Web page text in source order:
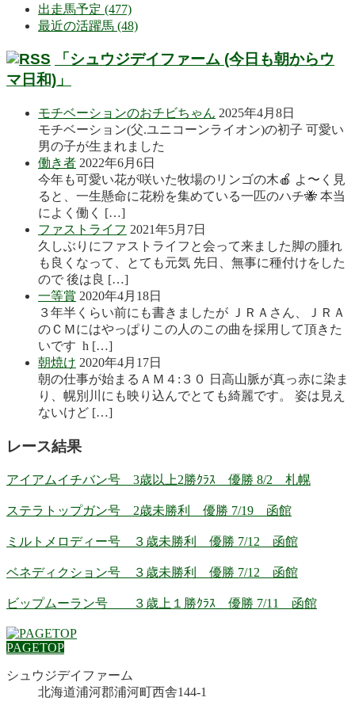
出走馬予定 (477)
最近の活躍馬 (48)
「シュウジデイファーム (今日も朝からウ
マ日和)」
モチベーションのおチビちゃん 2025年4月8日
モチベーション(父.ユニコーンライオン)の初子 可愛い
男の子が生まれました
働き者 2022年6月6日
今年も可愛い花が咲いた牧場のリンゴの木🍎 よ〜く見
ると、一生懸命に花粉を集めている一匹のハチ🐝 本当
によく働く […]
ファストライフ 2021年5月7日
久しぶりにファストライフと会って来ました脚の腫れ
も良くなって、とても元気 先日、無事に種付けをした
ので 後は良 […]
一等賞 2020年4月18日
３年半くらい前にも書きましたが ＪＲＡさん、ＪＲＡ
のＣＭにはやっぱりこの人のこの曲を採用して頂きた
いです h […]
朝焼け 2020年4月17日
朝の仕事が始まるＡＭ４:３０ 日高山脈が真っ赤に染ま
り、幌別川にも映り込んでとても綺麗です。 姿は見え
ないけど […]
レース結果
アイアムイチバン号 3歳以上2勝ｸﾗｽ 優勝 8/2 札幌
ステラトップガン号 2歳未勝利 優勝 7/19 函館
ミルトメロディー号 ３歳未勝利 優勝 7/12 函館
ベネディクション号 ３歳未勝利 優勝 7/12 函館
ビップムーラン号 ３歳上１勝ｸﾗｽ 優勝 7/11 函館
PAGETOP
シュウジデイファーム
北海道浦河郡浦河町西舎144-1